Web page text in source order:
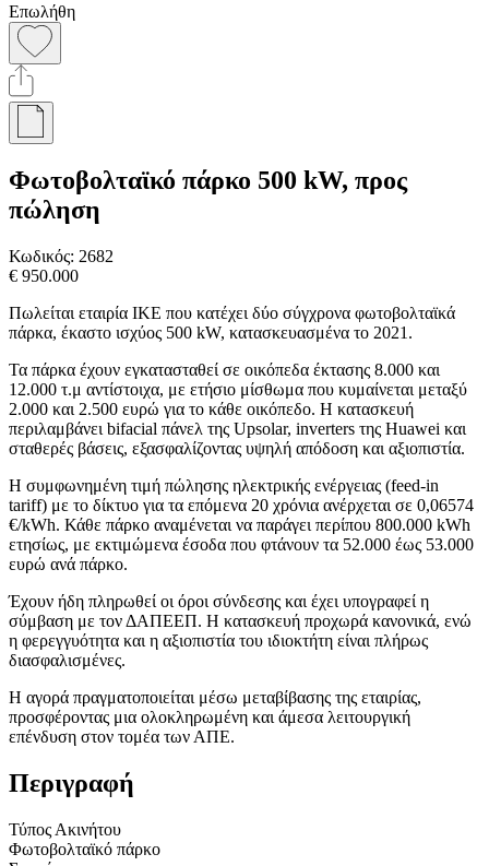
Επωλήθη
Φωτοβολταϊκό πάρκο 500 kW, προς
πώληση
Κωδικός: 2682
€ 950.000
Πωλείται εταιρία ΙΚΕ που κατέχει δύο σύγχρονα φωτοβολταϊκά
πάρκα, έκαστο ισχύος 500 kW, κατασκευασμένα το 2021.
Τα πάρκα έχουν εγκατασταθεί σε οικόπεδα έκτασης 8.000 και
12.000 τ.μ αντίστοιχα, με ετήσιο μίσθωμα που κυμαίνεται μεταξύ
2.000 και 2.500 ευρώ για το κάθε οικόπεδο. Η κατασκευή
περιλαμβάνει bifacial πάνελ της Upsolar, inverters της Huawei και
σταθερές βάσεις, εξασφαλίζοντας υψηλή απόδοση και αξιοπιστία.
Η συμφωνημένη τιμή πώλησης ηλεκτρικής ενέργειας (feed-in
tariff) με το δίκτυο για τα επόμενα 20 χρόνια ανέρχεται σε 0,06574
€/kWh. Κάθε πάρκο αναμένεται να παράγει περίπου 800.000 kWh
ετησίως, με εκτιμώμενα έσοδα που φτάνουν τα 52.000 έως 53.000
ευρώ ανά πάρκο.
Έχουν ήδη πληρωθεί οι όροι σύνδεσης και έχει υπογραφεί η
σύμβαση με τον ΔΑΠΕΕΠ. Η κατασκευή προχωρά κανονικά, ενώ
η φερεγγυότητα και η αξιοπιστία του ιδιοκτήτη είναι πλήρως
διασφαλισμένες.
Η αγορά πραγματοποιείται μέσω μεταβίβασης της εταιρίας,
προσφέροντας μια ολοκληρωμένη και άμεσα λειτουργική
επένδυση στον τομέα των ΑΠΕ.
Περιγραφή
Τύπος Ακινήτου
Φωτοβολταϊκό πάρκο